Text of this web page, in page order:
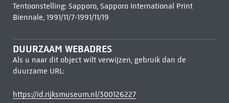
Tentoonstelling: Sapporo, Sapporo International Print
Biennale, 1991/11/7-1991/11/19
DUURZAAM WEBADRES
Als u naar dit object wilt verwijzen, gebruik dan de
duurzame URL:
https://id.rijksmuseum.nl/300126227